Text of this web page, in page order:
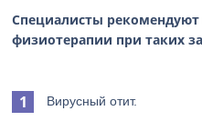
Специалисты
физиотерапии при таких
Вирусный отит.